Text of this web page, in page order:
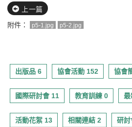
上一篇
附件：
p5-1.jpg p5-2.jpg
出版品 6 協會活動 152 協會
國際研討會 11 教育訓練 0 最
活動花絮 13 相關連結 2 研